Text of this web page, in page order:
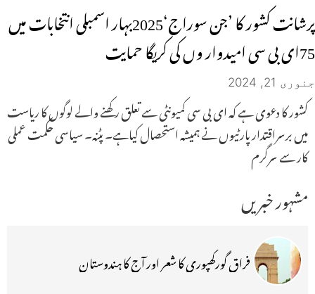
پرشانت کشور کا ’جن سوراج‘2025بہار اسمبلی انتخابات میں
75ای بی سی امیدوار وں کی کریگا حمایت
جنوری 21, 2024
کشور کا دعوی ہے کہ ای بی سی کمیونٹی سے تعلق رکھنے والے لوگوں کا ریاست
میں برسراقتدار پارٹیوں نے ہمیشہ استحصال کیاہے۔ پٹنہ۔ سیاسی حکمت عملی
کار سے سرگرم
مشہور خبریں
فراق گورکھپوری کا شعر اور آج کا ہندوستان